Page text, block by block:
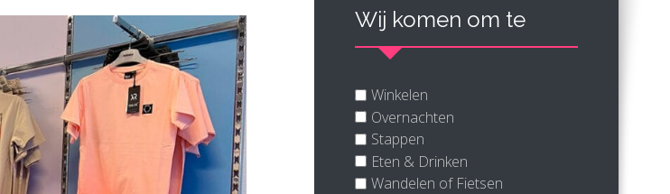
Wij komen om te
Winkelen
Overnachten
Stappen
Eten & Drinken
Wandelen of Fietsen